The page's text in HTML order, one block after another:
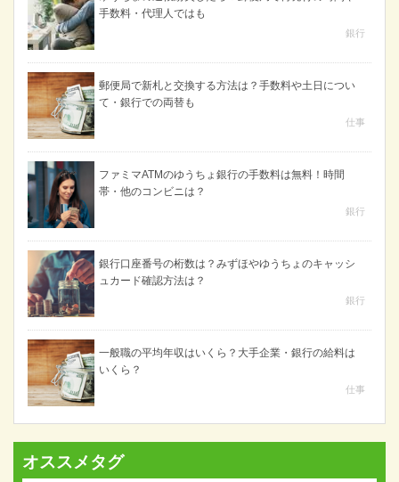
手数料・代理人ではも
銀行
郵便局で新札と交換する方法は？手数料や土日につい
て・銀行での両替も
仕事
ファミマATMのゆうちょ銀行の手数料は無料！時間
帯・他のコンビニは？
銀行
銀行口座番号の桁数は？みずほやゆうちょのキャッシ
ュカード確認方法は？
銀行
一般職の平均年収はいくら？大手企業・銀行の給料は
いくら？
仕事
オススメタグ